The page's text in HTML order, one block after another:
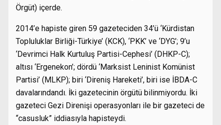
Örgüt) içerde.
2014’e hapiste giren 59 gazeteciden 34’ü ‘Kürdistan
Topluluklar Birliği-Türkiye’ (KCK), ‘PKK’ ve ‘DYG’; 9’u
‘Devrimci Halk Kurtuluş Partisi-Cephesi’ (DHKP-C);
altısı ‘Ergenekon’; dördü ‘Marksist Leninist Komünist
Partisi’ (MLKP); biri ‘Direniş Hareketi’, biri ise İBDA-C
davalarındandı. İki gazetecinin örgütü bilinmiyordu. İki
gazeteci Gezi Direnişi operasyonları ile bir gazeteci de
“casusluk” iddiasıyla hapisteydi.